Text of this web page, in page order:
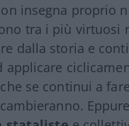
insegna proprio
tra i più virtuosi
dalla storia e
se continui a